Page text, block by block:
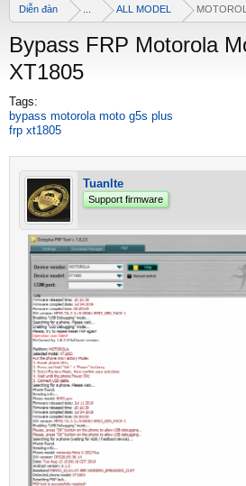
Diễn đàn ALL MODEL
Bypass FRP Motorola
XT1805
Tags:
bypass motorola moto g5s plus
frp xt1805
Tuanlte
Support firmware